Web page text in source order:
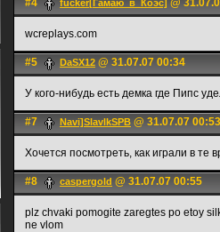
#4 fucker[Гамаю_в_Коэс] @
wcreplays.com
#5 DaSX12 @ 31.07.07 00:34
У кого-нибудь есть демка где Пипс
#7 Navi]SlavlkSPB @ 31.07.07 00:53
Хочется посмотреть, как играли в те
#8 caspergold @ 31.07.07 00:55
plz chvaki pomogite zaregtes po etoy
ne vlom